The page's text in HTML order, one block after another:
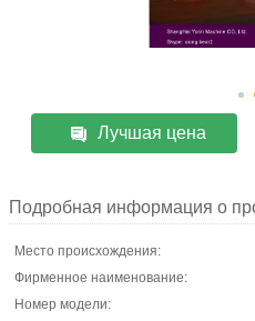
Лучшая цена
Подробная информация о
Место происхождения:
Фирменное наименование:
Номер модели: